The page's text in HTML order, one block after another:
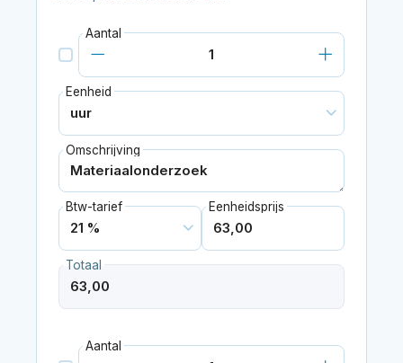
Aantal
Eenheid
Omschrijving
Btw-tarief Eenheidsprijs
Totaal
Aantal